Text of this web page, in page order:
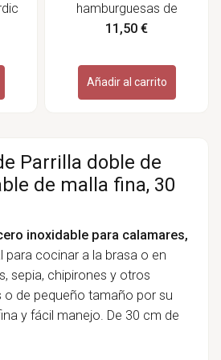
hamburguesas de
acero inoxidable Crust,
11,50 €
Añadir al carrito
Parrilla doble de
de malla fina, 30
inoxidable para calamares,
para cocinar a la brasa o en
sepia, chipirones y otros
o de pequeño tamaño por su
y fácil manejo. De 30 cm de